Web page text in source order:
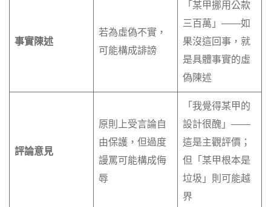
事實陳述
若為虛偽不實，
可能構成誹謗
「某甲挪用公款
三百萬」——如
果沒這回事，就
是具體事實的虛
偽陳述
評論意見
原則上受言論自
由保護，但過度
謾罵可能構成侮
辱
「我覺得某甲的
設計很醜」——
這是主觀評價；
但「某甲根本是
垃圾」則可能越
界